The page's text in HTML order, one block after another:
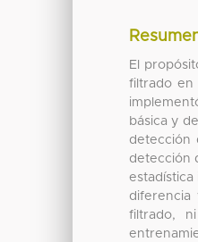
El
filtrado en
básica y
detección
detección
diferencia
filtrado,